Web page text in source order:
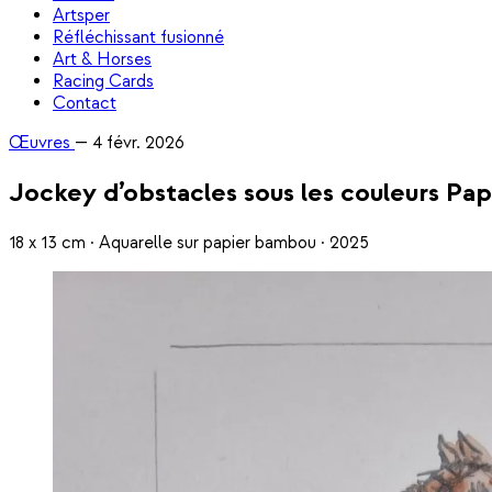
Artsper
Réfléchissant fusionné
Art & Horses
Racing Cards
Contact
Œuvres — 4 févr. 2026
Jockey d’obstacles sous les couleurs
18 x 13 cm · Aquarelle sur papier bambou · 2025